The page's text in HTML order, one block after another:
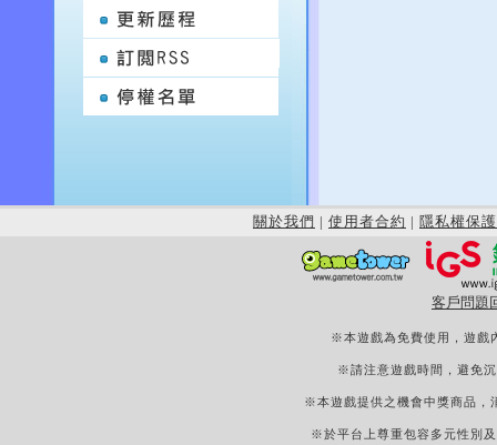
關於我們 | 使用者合約 | 隱私權保護
客戶問題
※本遊戲為免費使用，遊戲
※請注意遊戲時間，避免
※本遊戲提供之機會中獎商品，
※於平台上尊重包容多元性別